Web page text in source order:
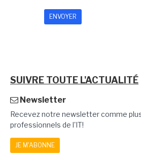
SUIVRE TOUTE L'ACTUALITÉ
Newsletter
Recevez notre newsletter comme
professionnels de l'IT!
JE M'ABONNE